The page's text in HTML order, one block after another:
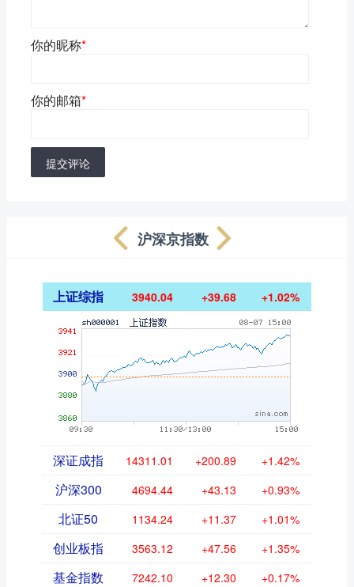
你的昵称*
你的邮箱*
提交评论
沪深京指数
上证综指 3940.04 +39.68 +1.02%
深证成指 14311.01 +200.89 +1.42%
沪深300 4694.44 +43.13 +0.93%
北证50 1134.24 +11.37 +1.01%
创业板指 3563.12 +47.56 +1.35%
基金指数 7242.10 +12.30 +0.17%